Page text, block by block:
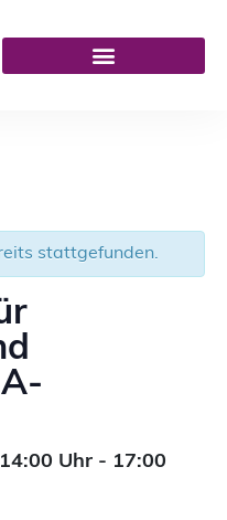
stattgefunden.
Uhr - 17:00